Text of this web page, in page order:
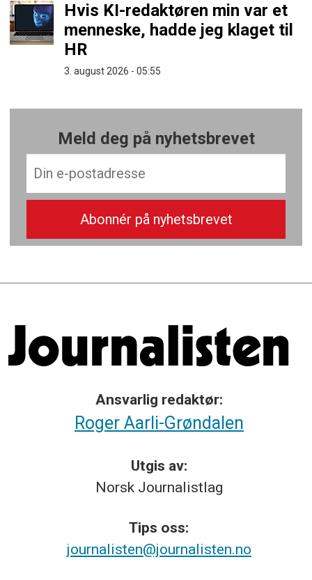
Hvis KI-redaktøren min var et
menneske, hadde jeg klaget til
HR
3. august 2026 - 05:55
Meld deg på nyhetsbrevet
Ansvarlig redaktør:
Roger Aarli-Grøndalen
Utgis av:
Norsk Journalistlag
Tips oss:
journalisten@journalisten.no